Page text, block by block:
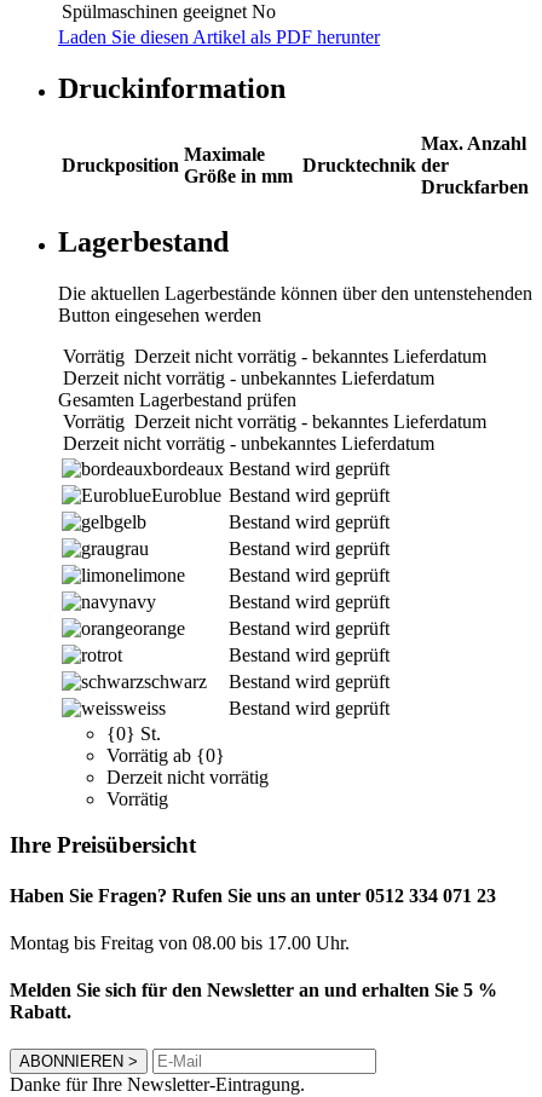
Spülmaschinen geeignet No
Laden Sie diesen Artikel als PDF herunter
Druckinformation
Druckposition
Maximale
Größe in mm
Drucktechnik
Max. Anzahl
der
Druckfarben
Lagerbestand
Die aktuellen Lagerbestände können über den untenstehenden
Button eingesehen werden
Vorrätig Derzeit nicht vorrätig - bekanntes Lieferdatum
Derzeit nicht vorrätig - unbekanntes Lieferdatum
Gesamten Lagerbestand prüfen
Vorrätig Derzeit nicht vorrätig - bekanntes Lieferdatum
Derzeit nicht vorrätig - unbekanntes Lieferdatum
bordeaux Bestand wird geprüft
Euroblue Bestand wird geprüft
gelb
Bestand wird geprüft
grau
Bestand wird geprüft
limone
Bestand wird geprüft
navy
Bestand wird geprüft
orange
Bestand wird geprüft
rot
Bestand wird geprüft
schwarz
Bestand wird geprüft
weiss
Bestand wird geprüft
{0} St.
Vorrätig ab {0}
Derzeit nicht vorrätig
Vorrätig
Ihre Preisübersicht
Haben Sie Fragen? Rufen Sie uns an unter 0512 334 071 23
Montag bis Freitag von 08.00 bis 17.00 Uhr.
Melden Sie sich für den Newsletter an und erhalten Sie 5 %
Rabatt.
ABONNIEREN >
Danke für Ihre Newsletter-Eintragung.